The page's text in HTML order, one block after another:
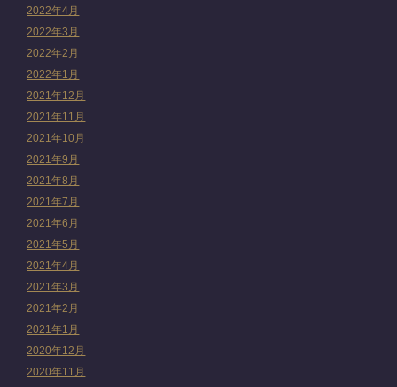
2022年4月
2022年3月
2022年2月
2022年1月
2021年12月
2021年11月
2021年10月
2021年9月
2021年8月
2021年7月
2021年6月
2021年5月
2021年4月
2021年3月
2021年2月
2021年1月
2020年12月
2020年11月